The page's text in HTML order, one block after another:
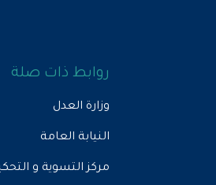
روابط ذات صلة
وزارة العدل
النيابة العامة
مركز التسوية و التحكيم